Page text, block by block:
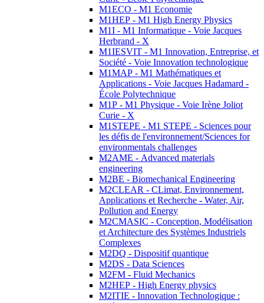
M1ECO - M1 Economie
M1HEP - M1 High Energy Physics
M1I - M1 Informatique - Voie Jacques
Herbrand - X
M1IESVIT - M1 Innovation, Entreprise, et
Société - Voie Innovation technologique
M1MAP - M1 Mathématiques et
Applications - Voie Jacques Hadamard -
École Polytechnique
M1P - M1 Physique - Voie Irène Joliot
Curie - X
M1STEPE - M1 STEPE - Sciences pour
les défis de l'environnement/Sciences for
environmentals challenges
M2AME - Advanced materials
engineering
M2BE - Biomechanical Engineering
M2CLEAR - CLimat, Environnement,
Applications et Recherche - Water, Air,
Pollution and Energy
M2CMASIC - Conception, Modélisation
et Architecture des Systèmes Industriels
Complexes
M2DQ - Dispositif quantique
M2DS - Data Sciences
M2FM - Fluid Mechanics
M2HEP - High Energy physics
M2ITIE - Innovation Technologique :